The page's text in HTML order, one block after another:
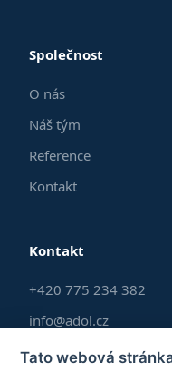
Společnost
O nás
Náš tým
Reference
Kontakt
Kontakt
+420 775 234 382
info@adol.cz
Po–Pá 9:00–17:00
Tato webová